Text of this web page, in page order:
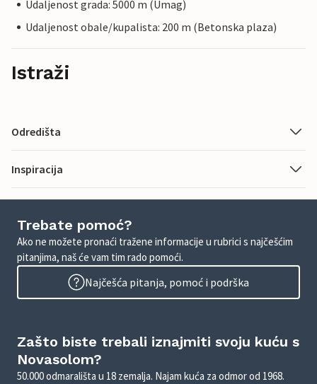
Udaljenost grada: 5000 m (Umag)
Udaljenost obale/kupalista: 200 m (Betonska plaza)
Istraži
Odredišta
Inspiracija
Trebate pomoć?
Ako ne možete pronaći tražene informacije u rubrici s najčešćim
pitanjima, naš će vam tim rado pomoći.
Najčešća pitanja, pomoć i podrška
Zašto biste trebali iznajmiti svoju kuću s
Novasolom?
50.000 odmarališta u 18 zemalja. Najam kuća za odmor od 1968.